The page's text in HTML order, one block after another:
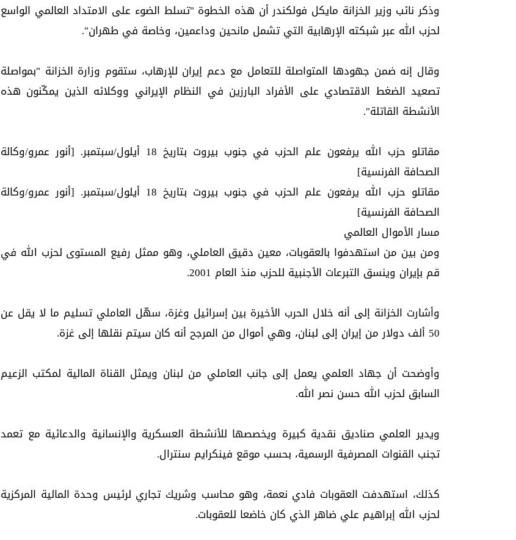
وذكر نائب وزير الخزانة مايكل فولكندر أن هذه الخطوة "تسلط الضوء على الامتداد العالمي الواسع
لحزب الله عبر شبكته الإرهابية التي تشمل مانحين وداعمين، وخاصة في طهران".
وقال إنه ضمن جهودها المتواصلة للتعامل مع دعم إيران للإرهاب، ستقوم وزارة الخزانة "بمواصلة
تصعيد الضغط الاقتصادي على الأفراد البارزين في النظام الإيراني ووكلائه الذين يمكّنون هذه
الأنشطة القاتلة".
مقاتلو حزب الله يرفعون علم الحزب في جنوب بيروت بتاريخ 18 أيلول/سبتمبر. [أنور عمرو/وكالة
الصحافة الفرنسية]
مقاتلو حزب الله يرفعون علم الحزب في جنوب بيروت بتاريخ 18 أيلول/سبتمبر. [أنور عمرو/وكالة
الصحافة الفرنسية]
مسار الأموال العالمي
ومن بين من استهدفوا بالعقوبات، معين دقيق العاملي، وهو ممثل رفيع المستوى لحزب الله في
قم بإيران وينسق التبرعات الأجنبية للحزب منذ العام 2001.
وأشارت الخزانة إلى أنه خلال الحرب الأخيرة بين إسرائيل وغزة، سهّل العاملي تسليم ما لا يقل عن
50 ألف دولار من إيران إلى لبنان، وهي أموال من المرجح أنه كان سيتم نقلها إلى غزة.
وأوضحت أن جهاد العلمي يعمل إلى جانب العاملي من لبنان ويمثل القناة المالية لمكتب الزعيم
السابق لحزب الله حسن نصر الله.
ويدير العلمي صناديق نقدية كبيرة ويخصصها للأنشطة العسكرية والإنسانية والدعائية مع تعمد
تجنب القنوات المصرفية الرسمية، بحسب موقع فينكرايم سنترال.
كذلك، استهدفت العقوبات فادي نعمة، وهو محاسب وشريك تجاري لرئيس وحدة المالية المركزية
لحزب الله إبراهيم علي ضاهر الذي كان خاضعا للعقوبات.